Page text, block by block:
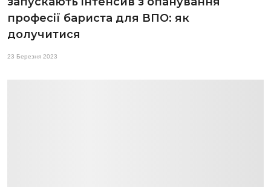
професії бариста для ВПО: як
долучитися
23 Березня 2023